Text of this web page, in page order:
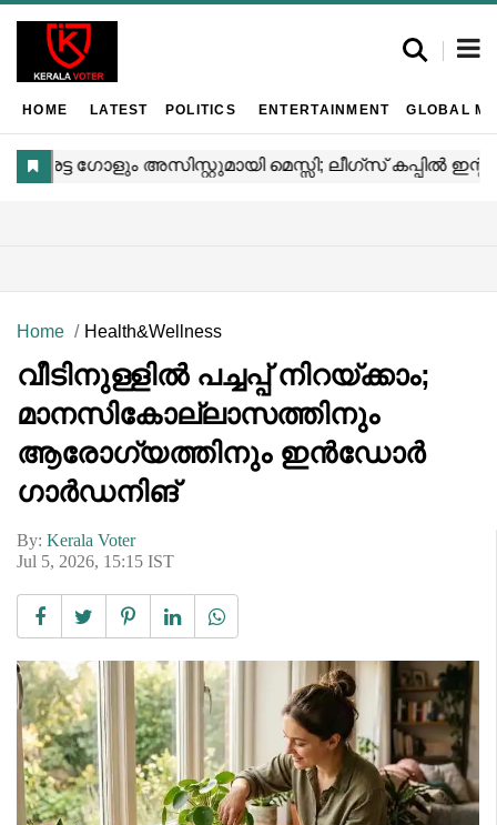
HOME LATEST POLITICS ENTERTAINMENT GLOBAL
Home Health&Wellness
വീടിനുള്ളിൽ പച്ചപ്പ് നിറയ്ക്കാം;
മാനസികോല്ലാസത്തിനും
ആരോഗ്യത്തിനും ഇൻഡോർ
ഗാർഡനിങ്
By: Kerala Voter
Jul 5, 2026, 15:15 IST